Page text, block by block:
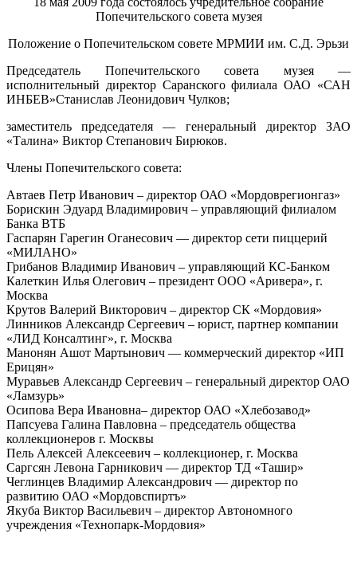
Попечительского совета музея
Положение о Попечительском совете МРМИИ им. С.Д. Эрьзи
Председатель Попечительского совета музея —
исполнительный директор Саранского филиалаОАО «САН
ИНБЕВ»Станислав Леонидович Чулков;
заместитель председателя — генеральный директор ЗАО
«Талина» Виктор Степанович Бирюков.
Члены Попечительского совета:
Автаев Петр Иванович – директор ОАО «Мордоврегионгаз»
Борискин Эдуард Владимирович – управляющий филиалом
Банка ВТБ
Гаспарян Гарегин Оганесович — директор сети пиццерий
«МИЛАНО»
Грибанов Владимир Иванович – управляющий КС-Банком
Калеткин Илья Олегович – президент ООО «Аривера», г.
Москва
Крутов Валерий Викторович – директор СК «Мордовия»
Линников Александр Сергеевич – юрист, партнер компании
«ЛИД Консалтинг», г. Москва
Манонян Ашот Мартынович — коммерческий директор «ИП
Ерицян»
Муравьев Александр Сергеевич – генеральный директор ОАО
«Ламзурь»
Осипова Вера Ивановна– директор ОАО «Хлебозавод»
Папсуева Галина Павловна – председатель общества
коллекционеров г. Москвы
Пель Алексей Алексеевич – коллекционер, г. Москва
Саргсян Левона Гарникович — директор ТД «Ташир»
Чеглинцев Владимир Александрович — директор по
развитию ОАО «Мордовспиртъ»
Якуба Виктор Васильевич – директор Автономного
учреждения «Технопарк-Мордовия»